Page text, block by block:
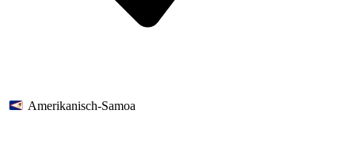
Amerikanisch-Samoa